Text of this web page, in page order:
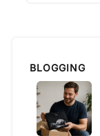
BLOGGING